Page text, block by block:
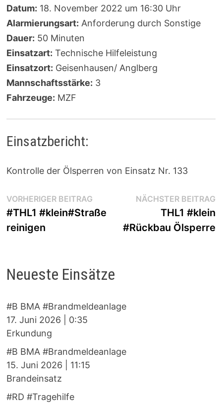
Datum: 18. November 2022 um 16:30 Uhr
Alarmierungsart: Anforderung durch Sonstige
Dauer: 50 Minuten
Einsatzart: Technische Hilfeleistung
Einsatzort: Geisenhausen/ Anglberg
Mannschaftsstärke: 3
Fahrzeuge: MZF
Einsatzbericht:
Kontrolle der Ölsperren von Einsatz Nr. 133
Beitragsnavigation
VORHERIGER BEITRAGVorheriger
Beitrag:
#THL1 #klein#Straße
reinigen
NÄCHSTER BEITRAG
THL1 #klein
#Rückbau Ölsperre
Neueste Einsätze
#B BMA #Brandmeldeanlage
17. Juni 2026
0:35
Erkundung
#B BMA #Brandmeldeanlage
15. Juni 2026
11:15
Brandeinsatz
#RD #Tragehilfe